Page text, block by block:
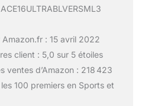
: 15 avril 2022
client : 5,0 sur 5 étoiles
ventes d’Amazon : 218 423
100 premiers en Sports et